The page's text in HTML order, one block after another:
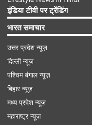
बुधवार को भारतीय
सेंसेक्स 73.80 अंकों
पर बंद हुआ तो एनएसई
25,052.35 अंकों पर
30 में से 20 कंपनियों के
जबकि बाकी के 10
थे।
इंडिया टीवी पर ट्रेंडिंग
भारत समाचार
उत्तर प्रदेश न्यूज़
दिल्ली न्यूज़
पश्चिम बंगाल न्यूज़
बिहार न्यूज़
मध्य प्रदेश न्यूज़
महाराष्ट्र न्यूज़